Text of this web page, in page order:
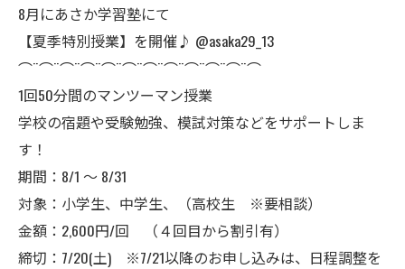
8月にあさか学習塾にて
【夏季特別授業】を開催♪ @asaka29_13
⌒¨⌒¨⌒¨⌒¨⌒¨⌒¨⌒¨⌒¨⌒¨⌒¨⌒¨⌒
1回50分間のマンツーマン授業
学校の宿題や受験勉強、模試対策などをサポートしま
す！
期間：8/1 ～ 8/31
対象：小学生、中学生、（高校生 ※要相談）
金額：2,600円/回 （４回目から割引有）
締切：7/20(土) ※7/21以降のお申し込みは、日程調整を